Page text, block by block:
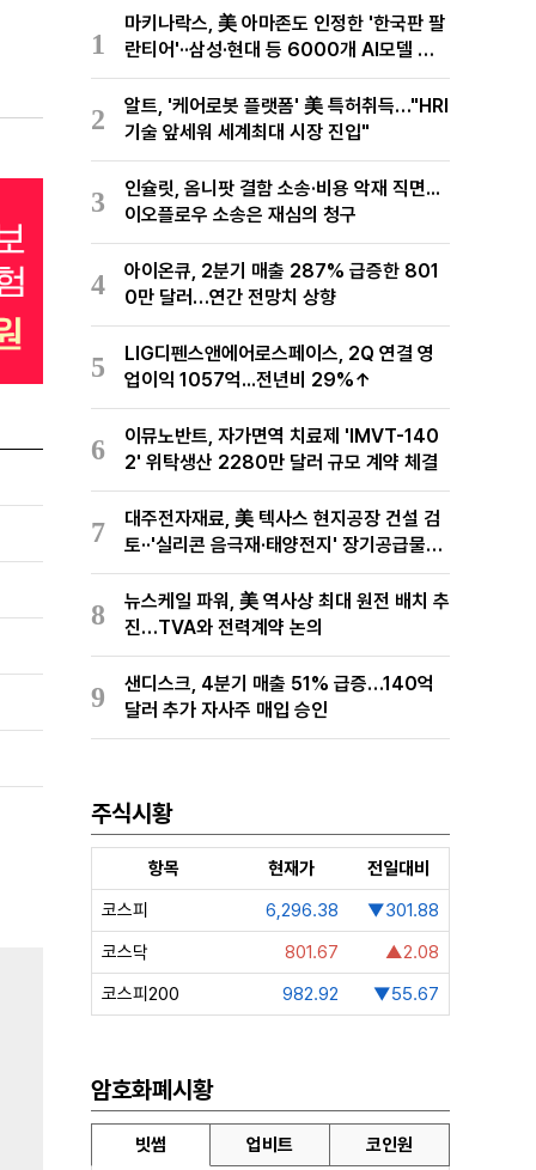
1
마키나락스, 美 아마존도 인정한 '한국판 팔
란티어'··삼성·현대 등 6000개 AI모델 현
장적용
2
알트, '케어로봇 플랫폼' 美 특허취득…"HRI
기술 앞세워 세계최대 시장 진입"
3
인슐릿, 옴니팟 결함 소송·비용 악재 직면...
이오플로우 소송은 재심의 청구
4
아이온큐, 2분기 매출 287% 급증한 801
0만 달러…연간 전망치 상향
5
LIG디펜스앤에어로스페이스, 2Q 연결 영
업이익 1057억...전년비 29%↑
6
이뮤노반트, 자가면역 치료제 'IMVT-140
2' 위탁생산 2280만 달러 규모 계약 체결
7
대주전자재료, 美 텍사스 현지공장 건설 검
토··'실리콘 음극재·태양전지' 장기공급물량
확보 준비
8
뉴스케일 파워, 美 역사상 최대 원전 배치 추
진…TVA와 전력계약 논의
9
샌디스크, 4분기 매출 51% 급증…140억
달러 추가 자사주 매입 승인
주식시황
항목 현재가
전일대비
코스피
6,296.38
▼301.88
코스닥
801.67
▲2.08
코스피200
982.92 ▼55.67
암호화폐시황
빗썸 업비트 코인원